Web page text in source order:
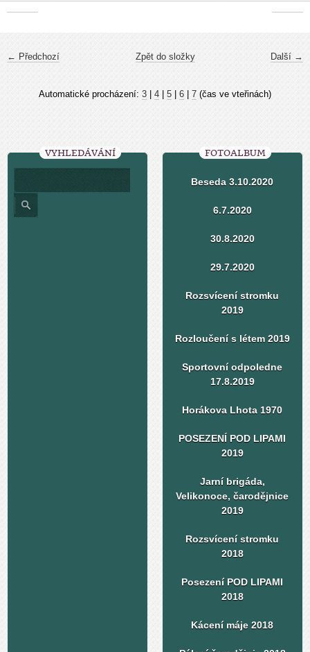
← Předchozí Další →
Zpět do složky
Automatické procházení: 3 4 5 6 7 (čas ve vteřinách)
VYHLEDÁVÁNÍ FOTOALBUM
Beseda 3.10.2020
6.7.2020
30.8.2020
29.7.2020
Rozsvícení stromku
2019
Rozloučení s létem 2019
Sportovní odpoledne
17.8.2019
Horákova Lhota 1970
POSEZENÍ POD LIPAMI
2019
Jarní brigáda,
Velikonoce, čarodějnice
2019
Rozsvícení stromku
2018
Posezení POD LIPAMI
2018
Kácení máje 2018